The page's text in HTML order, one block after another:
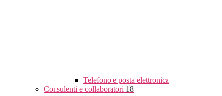
Telefono e posta elettronica
Consulenti e collaboratori 18